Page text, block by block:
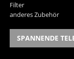
Filter
anderes Zubehör
SPANNENDE